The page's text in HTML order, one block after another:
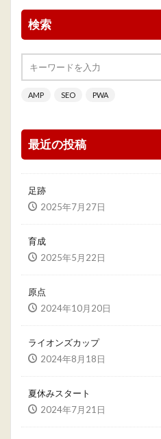
検索
AMP SEO PWA
最近の投稿
足跡
2025年7月27日
育成
2025年5月22日
原点
2024年10月20日
ライオンズカップ
2024年8月18日
夏休みスタート
2024年7月21日